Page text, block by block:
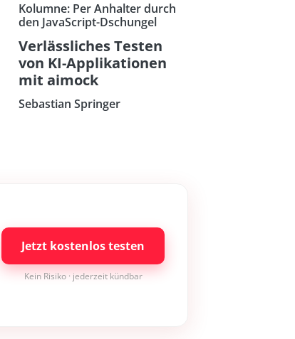
Kolumne: Per Anhalter durch
den JavaScript-Dschungel
Verlässliches Testen
von KI-Applikationen
mit aimock
Sebastian Springer
Jetzt kostenlos testen
Kein Risiko · jederzeit kündbar